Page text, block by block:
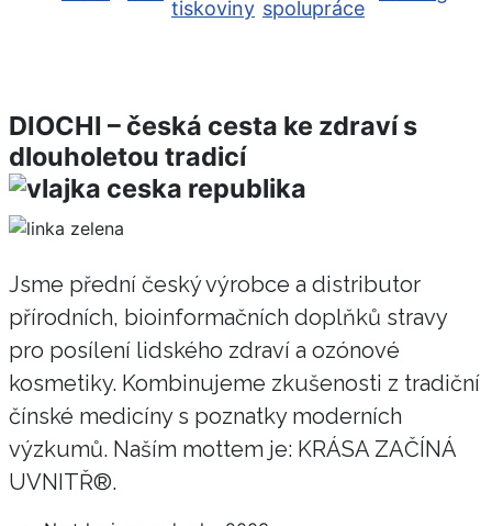
DIOCHI – česká cesta ke zdraví s
dlouholetou tradicí
Jsme přední český výrobce a distributor
přírodních, bioinformačních doplňků stravy
pro posílení lidského zdraví a ozónové
kosmetiky. Kombinujeme zkušenosti z tradiční
čínské medicíny s poznatky moderních
výzkumů. Naším mottem je: KRÁSA ZAČÍNÁ
UVNITŘ®.